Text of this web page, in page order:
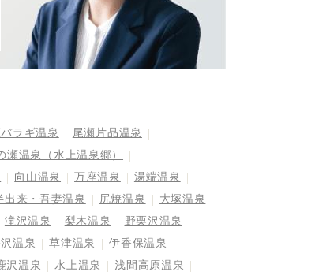
ラギ温泉
尾瀬片品温泉
瀬温泉（水上温泉郷）
向山温泉 万座温泉
湯端温泉
出来・吾妻温泉 尻焼温泉
大塚温泉
滝沢温泉 梨木温泉
野栗沢温泉
温泉 草津温泉
伊香保温泉
沢温泉 水上温泉
浅間高原温泉